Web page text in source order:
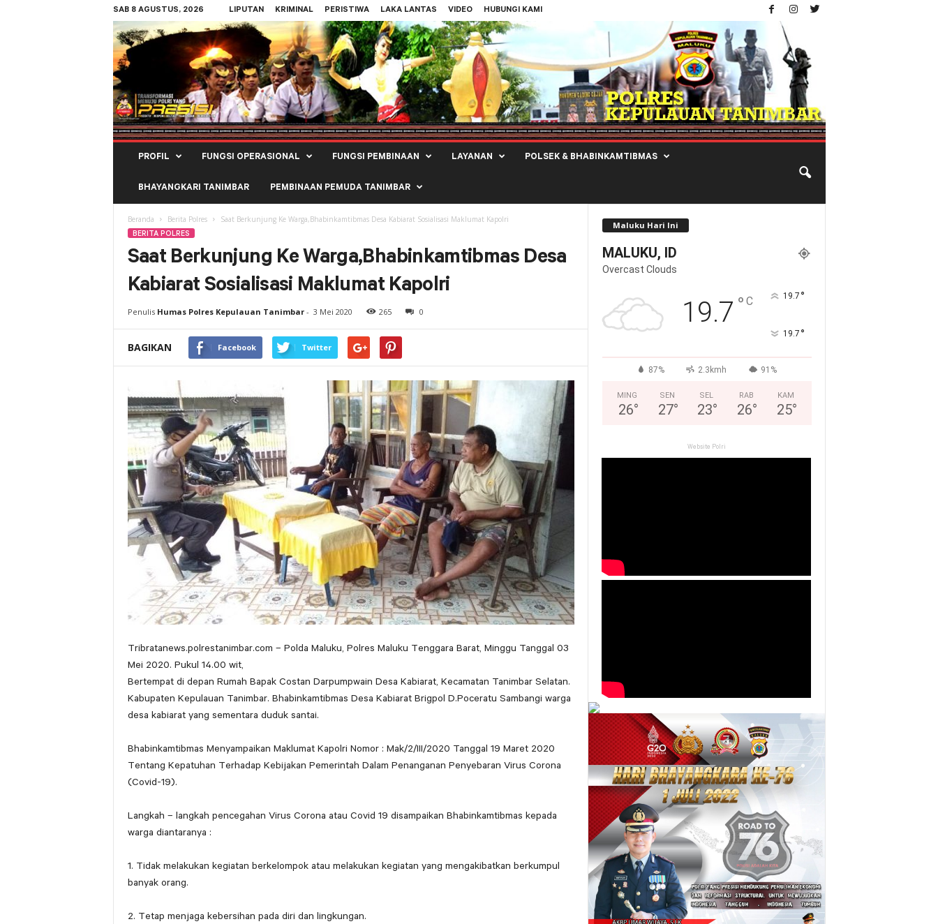
SAB 8 AGUSTUS, 2026 LIPUTAN KRIMINAL PERISTIWA LAKA LANTAS VIDEO HUBUNGI KAMI
Polres
Kepulauan
PROFIL FUNGSI OPERASIONAL FUNGSI PEMBINAAN LAYANAN POLSEK & BHABINKAMTIBMAS
BHAYANGKARI TANIMBAR PEMBINAAN PEMUDA TANIMBAR
Beranda Berita Polres Saat Berkunjung Ke Warga,Bhabinkamtibmas Desa Kabiarat Sosialisasi Maklumat Kapolri
BERITA POLRES
Saat Berkunjung Ke Warga,Bhabinkamtibmas Desa
Kabiarat Sosialisasi Maklumat Kapolri
Penulis Humas Polres Kepulauan Tanimbar- 3 Mei 2020 265 0
BAGIKAN Facebook Twitter
Tribratanews.polrestanimbar.com – Polda Maluku, Polres Maluku Tenggara Barat, Minggu Tanggal 03
Mei 2020. Pukul 14.00 wit,
Bertempat di depan Rumah Bapak Costan Darpumpwain Desa Kabiarat, Kecamatan Tanimbar Selatan.
Kabupaten Kepulauan Tanimbar. Bhabinkamtibmas Desa Kabiarat Brigpol D.Poceratu Sambangi warga
desa kabiarat yang sementara duduk santai.
Bhabinkamtibmas Menyampaikan Maklumat Kapolri Nomor : Mak/2/III/2020 Tanggal 19 Maret 2020
Tentang Kepatuhan Terhadap Kebijakan Pemerintah Dalam Penanganan Penyebaran Virus Corona
(Covid-19).
Langkah – langkah pencegahan Virus Corona atau Covid 19 disampaikan Bhabinkamtibmas kepada
warga diantaranya :
1. Tidak melakukan kegiatan berkelompok atau melakukan kegiatan yang mengakibatkan berkumpul
banyak orang.
2. Tetap menjaga kebersihan pada diri dan lingkungan.
Maluku Hari Ini
MALUKU, ID
Overcast Clouds
19.7 ° C 19.7 °
19.7 °
87% 2.3kmh 91%
MING
26°
SEN
27°
SEL
23°
RAB
26°
KAM
25°
Website Polri